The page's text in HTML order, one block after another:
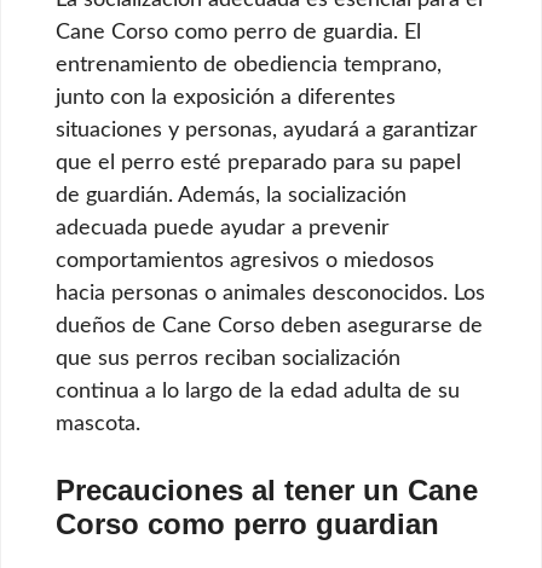
Cane Corso como perro de guardia. El
entrenamiento de obediencia temprano,
junto con la exposición a diferentes
situaciones y personas, ayudará a garantizar
que el perro esté preparado para su papel
de guardián. Además, la socialización
adecuada puede ayudar a prevenir
comportamientos agresivos o miedosos
hacia personas o animales desconocidos. Los
dueños de Cane Corso deben asegurarse de
que sus perros reciban socialización
continua a lo largo de la edad adulta de su
mascota.
Precauciones al tener un Cane
Corso como perro guardian